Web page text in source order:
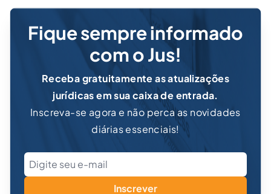
Fique sempre informado
com o Jus!
Receba gratuitamente as atualizações
jurídicas em sua caixa de entrada.
Inscreva-se agora e não perca as novidades
diárias essenciais!
Inscrever